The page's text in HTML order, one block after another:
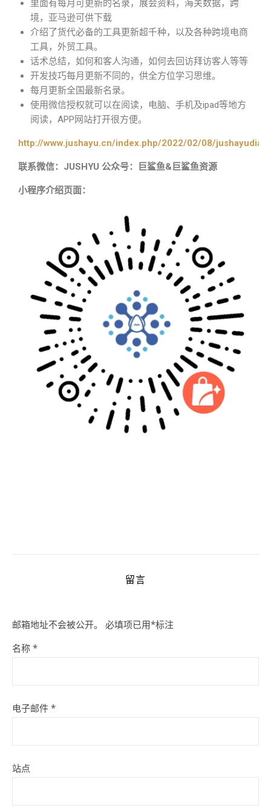
里面有每月可更新的名录，展会资料，海关数据，跨
境，亚马逊可供下载
介绍了货代必备的工具更新超千种，以及各种跨境电商
工具，外贸工具。
话术总结，如何和客人沟通，如何去回访拜访客人等等
开发技巧每月更新不同的，供全方位学习思维。
每月更新全国最新名录。
使用微信授权就可以在阅读，电脑、手机及ipad等地方
阅读，APP网站打开很方便。
http://www.jushayu.cn/index.php/2022/02/08/
联系微信：JUSHYU 公众号：巨鲨鱼&巨鲨鱼资源
小程序介绍页面：
留言
邮箱地址不会被公开。 必填项已用*标注
名称 *
电子邮件 *
站点